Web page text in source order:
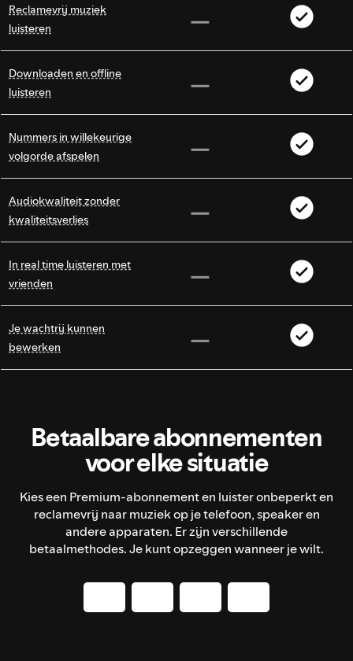
Reclamevrij muziek
luisteren
Downloaden en offline
luisteren
Nummers in willekeurige
volgorde afspelen
Audiokwaliteit zonder
kwaliteitsverlies
In real time luisteren met
vrienden
Je wachtrij kunnen
bewerken
Betaalbare abonnementen
voor elke situatie
Kies een Premium-abonnement en luister onbeperkt en
reclamevrij naar muziek op je telefoon, speaker en
andere apparaten. Er zijn verschillende
betaalmethodes. Je kunt opzeggen wanneer je wilt.